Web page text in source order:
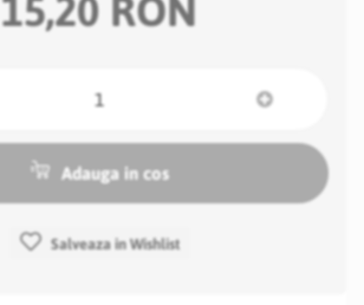
15,20 RON
Adauga in cos
Salveaza in Wishlist